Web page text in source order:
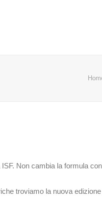
Non cambia la formula
troviamo la nuova